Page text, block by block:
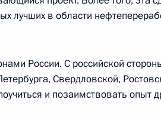
Официальные
сетевые ресурсы
ВКонтакте
Rutube
Telegram-канал
О
лучших в области
России. С российской
Свердловской,
и позаимствовать опыт